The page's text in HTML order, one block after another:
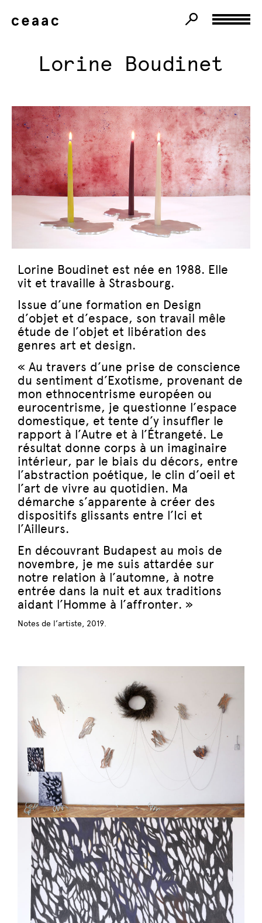
Lorine Boudinet
Lorine Boudinet est née en 1988. Elle
vit et travaille à Strasbourg.
Issue d’une formation en Design
d’objet et d’espace, son travail mêle
étude de l’objet et libération des
genres art et design.
« Au travers d’une prise de conscience
du sentiment d’Exotisme, provenant de
mon ethnocentrisme européen ou
eurocentrisme, je questionne l’espace
domestique, et tente d’y insuffler le
rapport à l’Autre et à l’Étrangeté. Le
résultat donne corps à un imaginaire
intérieur, par le biais du décors, entre
l’abstraction poétique, le clin d’oeil et
l’art de vivre au quotidien. Ma
démarche s’apparente à créer des
dispositifs glissants entre l’Ici et
l’Ailleurs.
En découvrant Budapest au mois de
novembre, je me suis attardée sur
notre relation à l’automne, à notre
entrée dans la nuit et aux traditions
aidant l’Homme à l’affronter. »
Notes de l’artiste, 2019.